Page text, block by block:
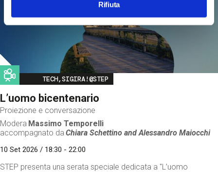
Rifiuta
Image
TECH,SIGIRA!@STEP
L’uomo bicentenario
Proiezione e conversazione
Modera Massimo Temporelli
accompagnato da Chiara Schettino andAlessandro Maiocchi
10 Set 2026 / 18:30 - 22:00
STEP presenta una serata speciale dedicata a "L’uomo